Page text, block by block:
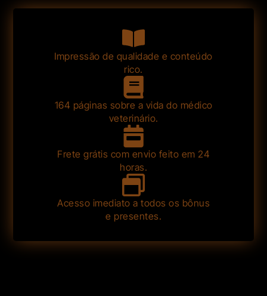
Impressão de qualidade e conteúdo
rico.
164 páginas sobre a vida do médico
veterinário.
Frete grátis com envio feito em 24
horas.
Acesso imediato a todos os bônus
e presentes.